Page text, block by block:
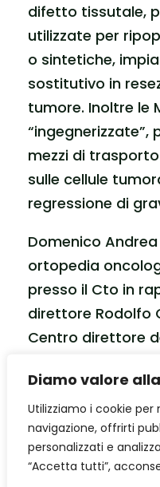
Diamo valore
Utilizziamo i cookie
navigazione, offrirti
personalizzati e
“Accetta tutti”,
difetto tissutale,
utilizzate per
o sintetiche,
sostitutivo in
tumore. Inoltre le
mezzi di
sulle cellule
regressione di
Domenico
ortopedia
presso il Cto in
direttore Rodolfo
Centro direttore
ricordato che un
malattia può
ossa, riportando
“vuoto“ che si